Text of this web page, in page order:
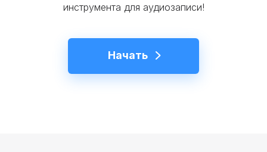
инструмента для аудиозаписи!
Начать